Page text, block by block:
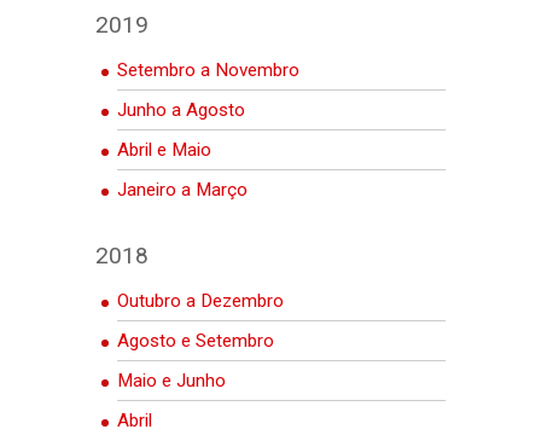
2019
Setembro a Novembro
Junho a Agosto
Abril e Maio
Janeiro a Março
2018
Outubro a Dezembro
Agosto e Setembro
Maio e Junho
Abril